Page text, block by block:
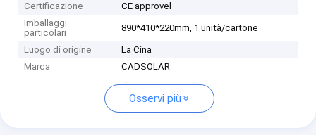
Certificazione
CE approvel
Imballaggi
particolari
890*410*220mm, 1 unità/cartone
Luogo di origine
La Cina
Marca
CADSOLAR
Osservi più